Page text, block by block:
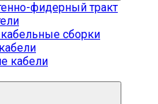
фидерный тракт
сборки
кабели